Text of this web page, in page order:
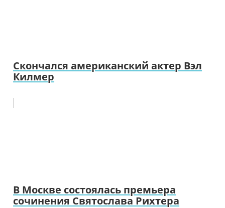
Скончался американский актер Вэл
Килмер
В Москве состоялась премьера
сочинения Святослава Рихтера